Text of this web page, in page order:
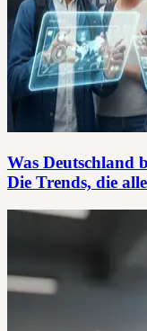
Was Deutschland
Die Trends, die